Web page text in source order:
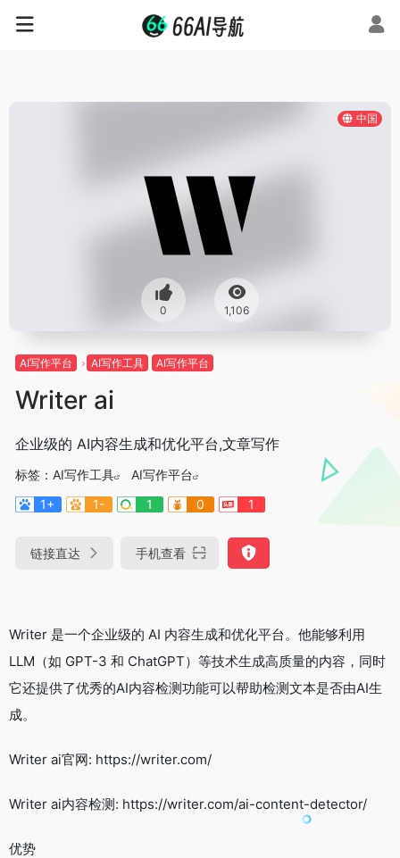
中国
0 1,106
AI写作平台 AI写作工具 AI写作平台
Writer ai
企业级的 AI内容生成和优化平台,文章写作
标签： AI写作工具
AI写作平台
1+
1- 1 0 1
链接直达 手机查看
Writer 是一个企业级的 AI 内容生成和优化平台。他能够利用
LLM（如 GPT-3 和 ChatGPT）等技术生成高质量的内容，同时
它还提供了优秀的AI内容检测功能可以帮助检测文本是否由AI生
成。
Writer ai官网: https://writer.com/
Writer ai内容检测: https://writer.com/ai-content-detector/
优势